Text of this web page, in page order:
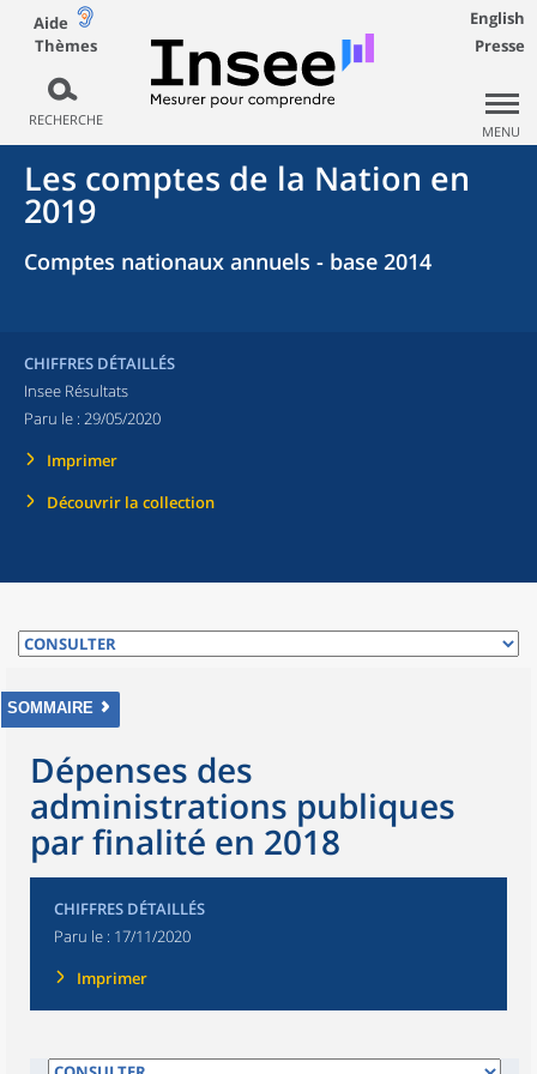
Aide
Thèmes
RECHERCHE
English
Presse
MENU
Les comptes de la Nation en
2019
Comptes nationaux annuels - base 2014
CHIFFRES DÉTAILLÉS
Insee Résultats
Paru le : 29/05/2020
Imprimer
Découvrir la collection
SOMMAIRE
Dépenses des
administrations publiques
par finalité en 2018
CHIFFRES DÉTAILLÉS
Paru le : 17/11/2020
Imprimer